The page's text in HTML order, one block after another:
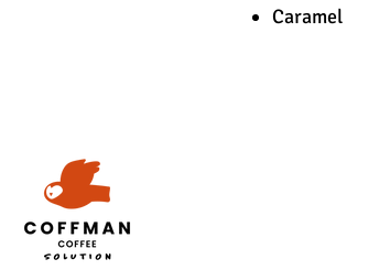
Caramel